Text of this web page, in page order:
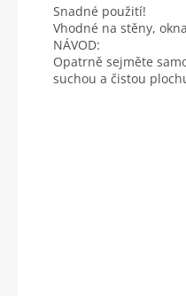
Snadné použití!
Vhodné na stěny,
NÁVOD:
Opatrně sejměte
suchou a čistou